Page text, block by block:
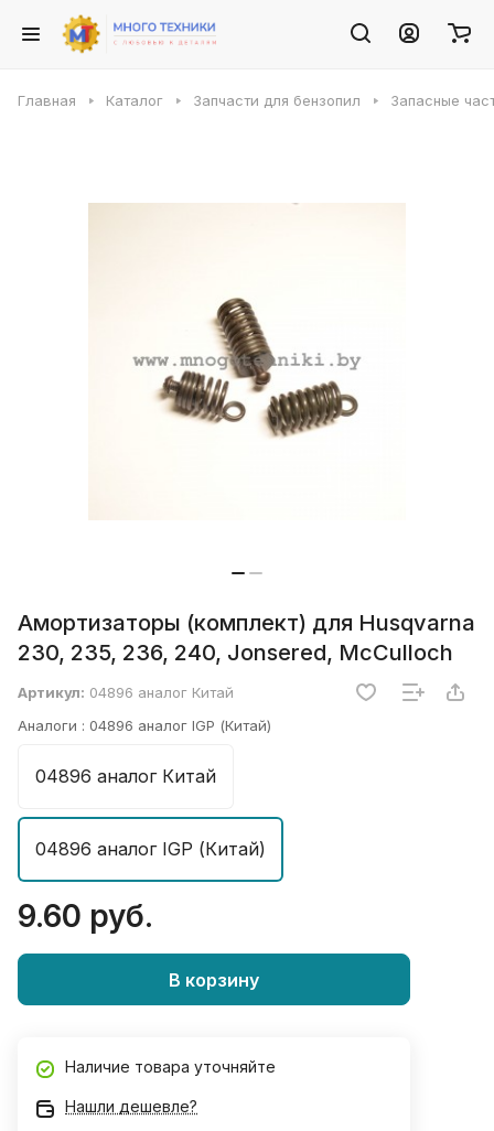
Главная Каталог Запчасти для бензопил Запасные
Амортизаторы (комплект) для Husqvarna
230, 235, 236, 240, Jonsered, McCulloch
Артикул: 04896 аналог Китай
Аналоги : 04896 аналог IGP (Китай)
04896 аналог Китай
04896 аналог IGP (Китай)
9.60 руб.
В корзину
Наличие товара уточняйте
Нашли дешевле?